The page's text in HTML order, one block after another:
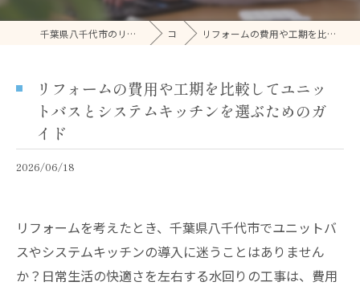
千葉県八千代市のリフォームなら株式会社ティーアールサービス コラム リフォームの費用や工期を比較してユニットバスとシステムキッチンを選ぶためのガイド
リフォームの費用や工期を比較してユニッ
トバスとシステムキッチンを選ぶためのガ
イド
2026/06/18
リフォームを考えたとき、千葉県八千代市でユニットバ
スやシステムキッチンの導入に迷うことはありません
か？日常生活の快適さを左右する水回りの工事は、費用